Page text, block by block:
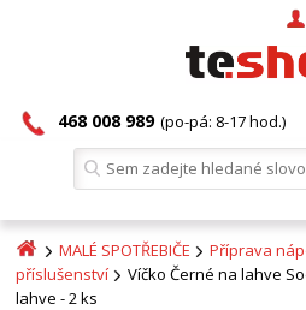
468 008 989 (po-pá: 8-17 hod.)
MALÉ SPOTŘEBIČE Příprava
příslušenství
Víčko Černé na lahve
lahve - 2 ks